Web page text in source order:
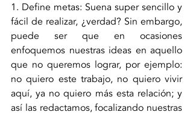
1. Define metas: Suena super sencillo y
fácil de realizar, ¿verdad? Sin embargo,
puede ser que en ocasiones
enfoquemos nuestras ideas en aquello
que no queremos lograr, por ejemplo:
no quiero este trabajo, no quiero vivir
aquí, ya no quiero más esta relación; y
así las redactamos, focalizando nuestras